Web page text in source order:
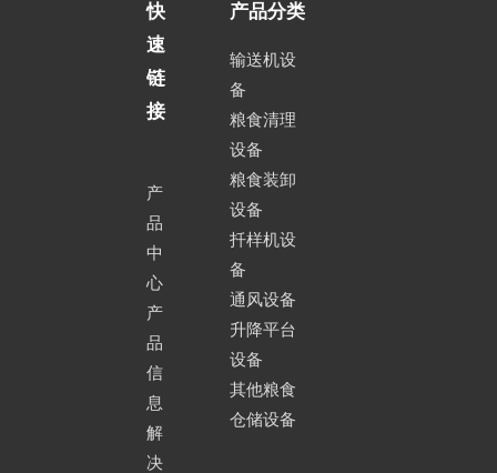
快
速
链
接
产
品
中
心
产
品
信
息
解
决
产品分类
输送机设
备
粮食清理
设备
粮食装卸
设备
扦样机设
备
通风设备
升降平台
设备
其他粮食
仓储设备